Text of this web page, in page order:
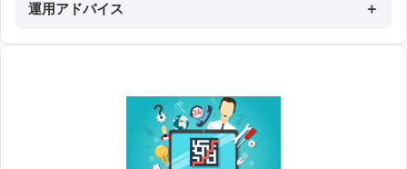
運用アドバイス ＋